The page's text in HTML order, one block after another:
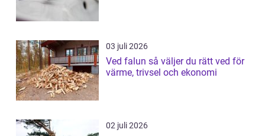
03 juli 2026
Ved falun så väljer du rätt ved för
värme, trivsel och ekonomi
02 juli 2026